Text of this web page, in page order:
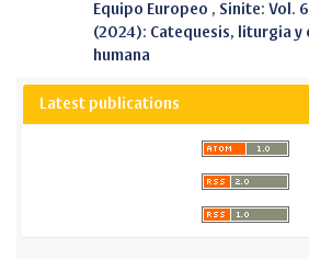
Equipo Europeo , Sinite: Vol.
(2024): Catequesis, liturgia y
humana
Latest publications